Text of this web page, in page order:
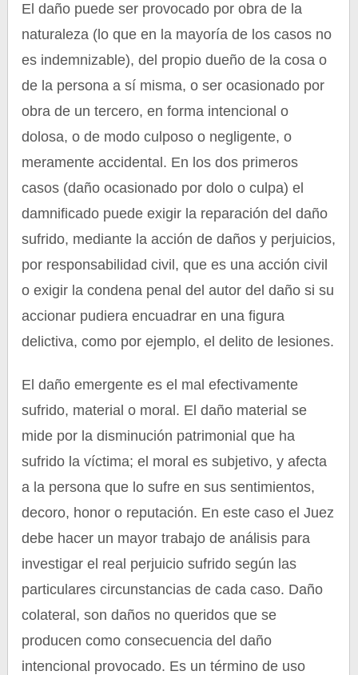
El daño puede ser provocado por obra de la
naturaleza (lo que en la mayoría de los casos no
es indemnizable), del propio dueño de la cosa o
de la persona a sí misma, o ser ocasionado por
obra de un tercero, en forma intencional o
dolosa, o de modo culposo o negligente, o
meramente accidental. En los dos primeros
casos (daño ocasionado por dolo o culpa) el
damnificado puede exigir la reparación del daño
sufrido, mediante la acción de daños y perjuicios,
por responsabilidad civil, que es una acción civil
o exigir la condena penal del autor del daño si su
accionar pudiera encuadrar en una figura
delictiva, como por ejemplo, el delito de lesiones.
El daño emergente es el mal efectivamente
sufrido, material o moral. El daño material se
mide por la disminución patrimonial que ha
sufrido la víctima; el moral es subjetivo, y afecta
a la persona que lo sufre en sus sentimientos,
decoro, honor o reputación. En este caso el Juez
debe hacer un mayor trabajo de análisis para
investigar el real perjuicio sufrido según las
particulares circunstancias de cada caso. Daño
colateral, son daños no queridos que se
producen como consecuencia del daño
intencional provocado. Es un término de uso